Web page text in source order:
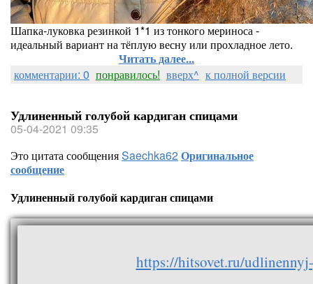
Шапка-луковка резинкой 1*1 из тонкого мериноса -
идеальный вариант на тёплую весну или прохладное лето.
Читать далее...
комментарии: 0 понравилось! вверх^ к полной версии
Удлиненный голубой кардиган спицами
05-04-2021 09:35
Это цитата сообщенияSaechka62Оригинальное
сообщение
Удлиненный голубой кардиган спицами
https://hitsovet.ru/